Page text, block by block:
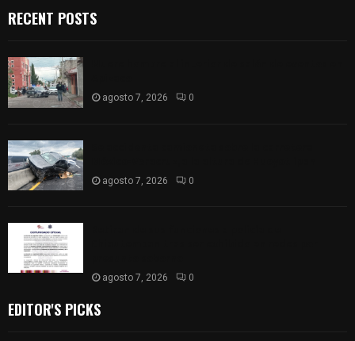
RECENT POSTS
agosto 7, 2026 0
agosto 7, 2026 0
agosto 7, 2026 0
EDITOR'S PICKS